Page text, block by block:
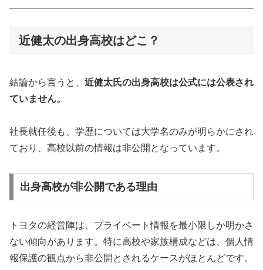
近健太の出身高校はどこ？
結論から言うと、 近健太氏の出身高校は公式には公表され
ていません。
社長就任後も、学歴については大学名のみが明らかにされ
ており、高校以前の情報は非公開となっています。
出身高校が非公開である理由
トヨタの経営陣は、プライベート情報を最小限しか明かさ
ない傾向があります。特に高校や家族構成などは、個人情
報保護の観点から非公開とされるケースがほとんどです。